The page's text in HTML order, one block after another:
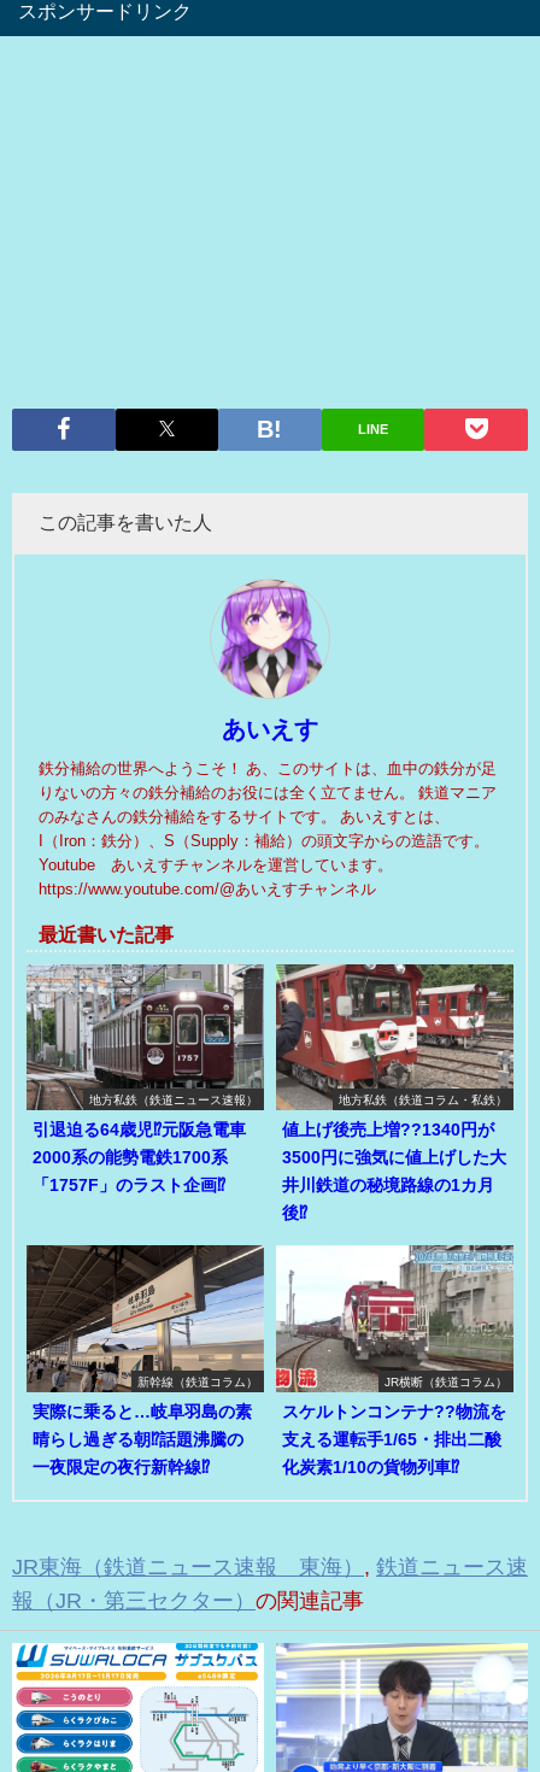
スポンサードリンク
LINE
この記事を書いた人
あいえす
鉄分補給の世界へようこそ！ あ、このサイトは、血中の鉄分が足
りないの方々の鉄分補給のお役には全く立てません。 鉄道マニア
のみなさんの鉄分補給をするサイトです。 あいえすとは、
I（Iron：鉄分）、S（Supply：補給）の頭文字からの造語です。
Youtube あいえすチャンネルを運営しています。
https://www.youtube.com/@あいえすチャンネル
最近書いた記事
地方私鉄（鉄道ニュース速報）
引退迫る64歳児⁉元阪急電車
2000系の能勢電鉄1700系
「1757F」のラスト企画⁉
地方私鉄（鉄道コラム・私鉄）
値上げ後売上増??1340円が
3500円に強気に値上げした大
井川鉄道の秘境路線の1カ月
後⁉
新幹線（鉄道コラム）
実際に乗ると…岐阜羽島の素
晴らし過ぎる朝⁉話題沸騰の
一夜限定の夜行新幹線⁉
JR横断（鉄道コラム）
スケルトンコンテナ??物流を
支える運転手1/65・排出二酸
化炭素1/10の貨物列車⁉
JR東海（鉄道ニュース速報 東海） , 鉄道ニュース速
報（JR・第三セクター） の関連記事